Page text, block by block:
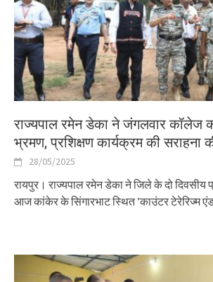
राज्यपाल रमेन डेका ने जंगलवार कॉलेज
भ्रमण, प्रशिक्षण कार्यक्रम की सराहना
28/05/2025
रायपुर। राज्यपाल रमेन डेका ने जिले के दो दिवसीय
आज कांकेर के सिंगारभाट स्थित ’काउंटर टेरेरिज्म